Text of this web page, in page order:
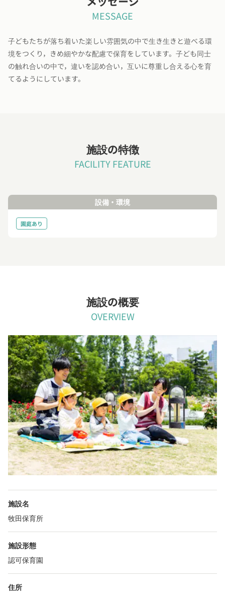
MESSAGE
子どもたちが落ち着いた楽しい雰囲気の中で生き生きと遊べる環
境をつくり，きめ細やかな配慮で保育をしています。子ども同士
の触れ合いの中で，違いを認め合い，互いに尊重し合える心を育
てるようにしています。
施設の特徴
FACILITY FEATURE
設備・環境
園庭あり
施設の概要
OVERVIEW
施設名
牧田保育所
施設形態
認可保育園
住所